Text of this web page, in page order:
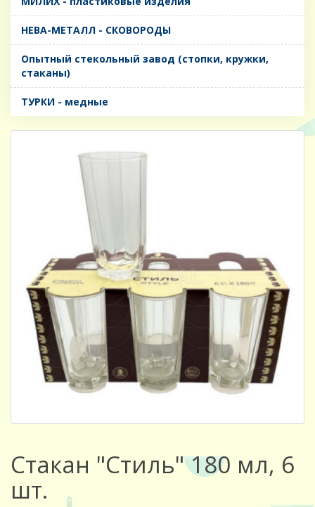
НЕВА-МЕТАЛЛ - СКОВОРОДЫ
Опытный стекольный завод (стопки, кружки,
стаканы)
ТУРКИ - медные
Стакан "Стиль" 180 мл, 6
шт.